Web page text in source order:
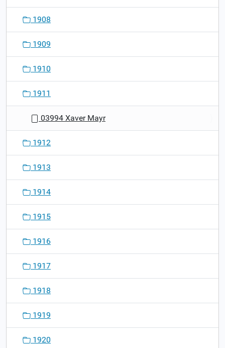
1908
1909
1910
1911
03994 Xaver Mayr
1912
1913
1914
1915
1916
1917
1918
1919
1920